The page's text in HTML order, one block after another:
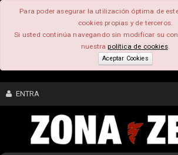
Para poder asegurar la utilización óptima de
cookies propias y de terceros.
Si usted continúa navegando sin modificar su
nuestrapolítica de cookies.
Aceptar Cookies
ENTRA
CONTENIDO